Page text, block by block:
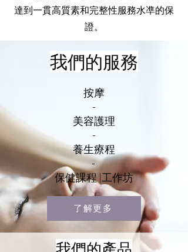
達到一貫高質素和完整性服務水凖的保
證。
我們的服務
按摩
-
美容護理
-
養生療程
-
保健課程 |工作坊
了解更多